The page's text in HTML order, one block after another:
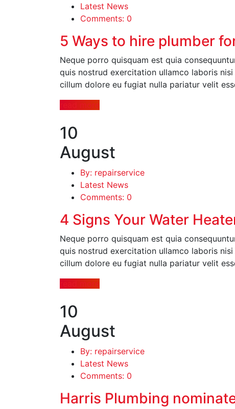
Latest News
Comments: 0
5 Ways to hire plumber
Neque porro quisquam est quia
quis nostrud exercitation ullamco laboris
cillum dolore eu fugiat nulla pariatur velit
read more
10
August
By: repairservice
Latest News
Comments: 0
4 Signs Your Water
Neque porro quisquam est quia
quis nostrud exercitation ullamco laboris
cillum dolore eu fugiat nulla pariatur velit
read more
10
August
By: repairservice
Latest News
Comments: 0
Harris Plumbing